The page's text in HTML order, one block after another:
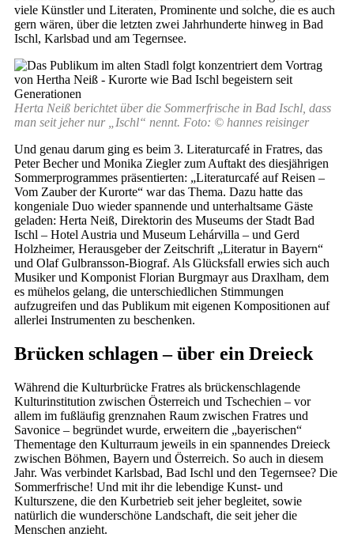
viele Künstler und Literaten, Prominente und solche, die es auch
gern wären, über die letzten zwei Jahrhunderte hinweg in Bad
Ischl, Karlsbad und am Tegernsee.
Herta Neiß berichtet über die Sommerfrische in Bad Ischl, dass
man seit jeher nur „Ischl“ nennt. Foto: © hannes reisinger
Und genau darum ging es beim 3. Literaturcafé in Fratres, das
Peter Becher und Monika Ziegler zum Auftakt des diesjährigen
Sommerprogrammes präsentierten: „Literaturcafé auf Reisen –
Vom Zauber der Kurorte“ war das Thema. Dazu hatte das
kongeniale Duo wieder spannende und unterhaltsame Gäste
geladen: Herta Neiß, Direktorin des Museums der Stadt Bad
Ischl – Hotel Austria und Museum Lehárvilla – und Gerd
Holzheimer, Herausgeber der Zeitschrift „Literatur in Bayern“
und Olaf Gulbransson-Biograf. Als Glücksfall erwies sich auch
Musiker und Komponist Florian Burgmayr aus Draxlham, dem
es mühelos gelang, die unterschiedlichen Stimmungen
aufzugreifen und das Publikum mit eigenen Kompositionen auf
allerlei Instrumenten zu beschenken.
Brücken schlagen – über ein Dreieck
Während die Kulturbrücke Fratres als brückenschlagende
Kulturinstitution zwischen Österreich und Tschechien – vor
allem im fußläufig grenznahen Raum zwischen Fratres und
Savonice – begründet wurde, erweitern die „bayerischen“
Thementage den Kulturraum jeweils in ein spannendes Dreieck
zwischen Böhmen, Bayern und Österreich. So auch in diesem
Jahr. Was verbindet Karlsbad, Bad Ischl und den Tegernsee? Die
Sommerfrische! Und mit ihr die lebendige Kunst- und
Kulturszene, die den Kurbetrieb seit jeher begleitet, sowie
natürlich die wunderschöne Landschaft, die seit jeher die
Menschen anzieht.